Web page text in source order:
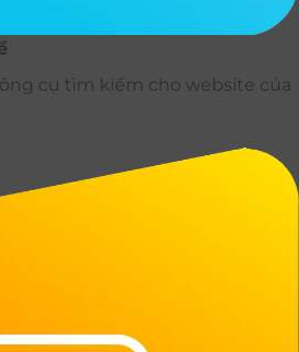
cụ tìm kiếm cho website của